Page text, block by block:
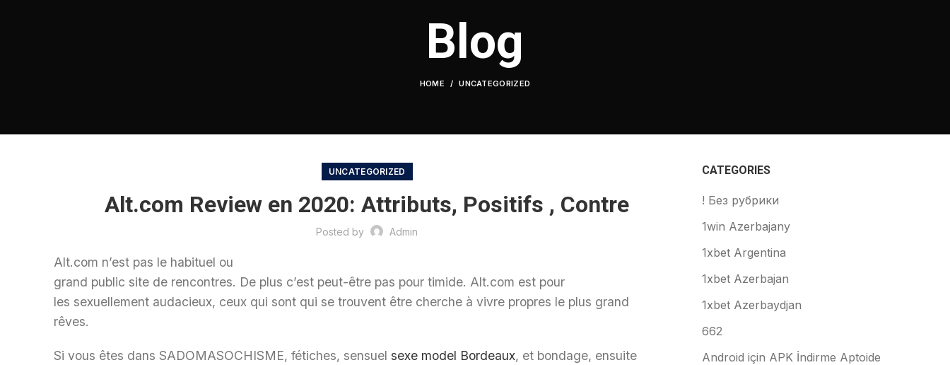
Blog
HOME UNCATEGORIZED
UNCATEGORIZED
Alt.com Review en 2020: Attributs, Positifs , Contre
Posted by Admin
Alt.com n’est pas le habituel ou
grand public site de rencontres. De plus c’est peut-être pas pour timide. Alt.com est pour
les sexuellement audacieux, ceux qui sont qui se trouvent être cherche à vivre propres le plus grand
rêves.
Si vous êtes dans SADOMASOCHISME, fétiches, sensuel sexe model Bordeaux, et bondage, ensuite
CATEGORIES
! Без рубрики
1win Azerbajany
1xbet Argentina
1xbet Azerbajan
1xbet Azerbaydjan
662
Android için APK İndirme Aptoide